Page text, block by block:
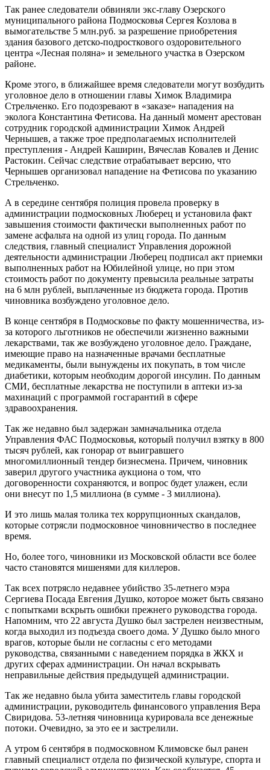
Так ранее следователи обвиняли экс-главу Озерского
муниципального района Подмосковья Сергея Козлова в
вымогательстве 5 млн.руб. за разрешение приобретения
здания базового детско-подросткового оздоровительного
центра «Лесная поляна» и земельного участка в Озерском
районе.
Кроме этого, в ближайшее время следователи могут возбудить
уголовное дело в отношении главы Химок Владимира
Стрельченко. Его подозревают в «заказе» нападения на
эколога Константина Фетисова. На данный момент арестован
сотрудник городской администрации Химок Андрей
Чернышев, а также трое предполагаемых исполнителей
преступления - Андрей Каширин, Вячеслав Ковалев и Денис
Растокин. Сейчас следствие отрабатывает версию, что
Чернышев организовал нападение на Фетисова по указанию
Стрельченко.
А в середине сентября полиция провела проверку в
администрации подмосковных Люберец и установила факт
завышения стоимости фактически выполненных работ по
замене асфальта на одной из улиц города. По данным
следствия, главный специалист Управления дорожной
деятельности администрации Люберец подписал акт приемки
выполненных работ на Юбилейной улице, но при этом
стоимость работ по документу превысила реальные затраты
на 6 млн рублей, выплаченные из бюджета города. Против
чиновника возбуждено уголовное дело.
В конце сентября в Подмосковье по факту мошенничества, из-
за которого льготников не обеспечили жизненно важными
лекарствами, так же возбуждено уголовное дело. Граждане,
имеющие право на назначенные врачами бесплатные
медикаменты, были вынуждены их покупать, в том числе
диабетики, которым необходим дорогой инсулин. По данным
СМИ, бесплатные лекарства не поступили в аптеки из-за
махинаций с программой госгарантий в сфере
здравоохранения.
Так же недавно был задержан замначальника отдела
Управления ФАС Подмосковья, который получил взятку в 800
тысяч рублей, как гонорар от выигравшего
многомиллионный тендер бизнесмена. Причем, чиновник
заверил другого участника аукциона о том, что
договоренности сохраняются, и вопрос будет улажен, если
они внесут по 1,5 миллиона (в сумме - 3 миллиона).
И это лишь малая толика тех коррупционных скандалов,
которые сотрясли подмосковное чиновничество в последнее
время.
Но, более того, чиновники из Московской области все более
часто становятся мишенями для киллеров.
Так всех потрясло недавнее убийство 35-летнего мэра
Сергиева Посада Евгения Душко, которое может быть связано
с попытками вскрыть ошибки прежнего руководства города.
Напомним, что 22 августа Душко был застрелен неизвестным,
когда выходил из подъезда своего дома. У Душко было много
врагов, которые были не согласны с его методами
руководства, связанными с наведением порядка в ЖКХ и
других сферах администрации. Он начал вскрывать
неправильные действия предыдущей администрации.
Так же недавно была убита заместитель главы городской
администрации, руководитель финансового управления Вера
Свиридова. 53-летняя чиновница курировала все денежные
потоки. Очевидно, за это ее и застрелили.
А утром 6 сентября в подмосковном Климовске был ранен
главный специалист отдела по физической культуре, спорта и